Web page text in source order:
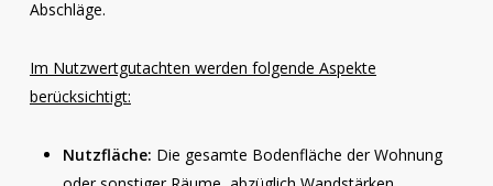
Abschläge.
Im Nutzwertgutachten werden folgende Aspekte
berücksichtigt:
Nutzfläche: Die gesamte Bodenfläche der Wohnung